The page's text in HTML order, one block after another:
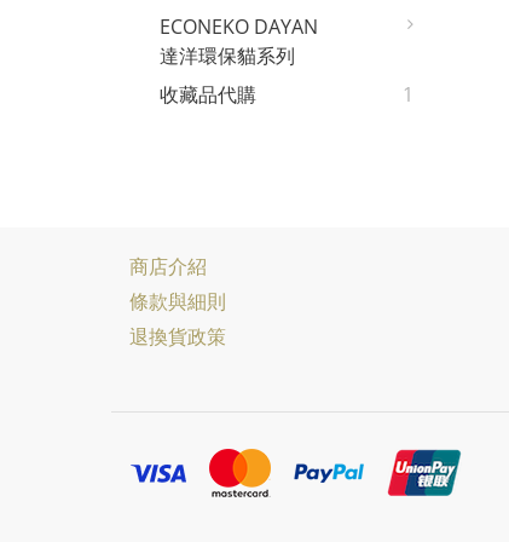
ECONEKO DAYAN
達洋環保貓系列
收藏品代購
1
商店介紹
條款與細則
退換貨政策